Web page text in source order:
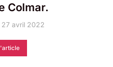
Colmar.
27 avril 2022